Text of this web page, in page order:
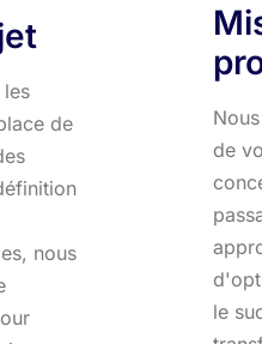
de
nous
de
le